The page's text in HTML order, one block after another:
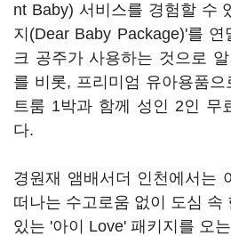
nt Baby) 서비스를 경험할 수
지(Dear Baby Package)'를
크 공주가 사용하는 것으로
를 비롯, 프리미엄 유아용품
트룸 1박과 함께 성인 2인 무
다.
경원재 앰배서더 인천에서는
떠나는 수고로움 없이 도심 속
있는 '아이 Love' 패키지를 오